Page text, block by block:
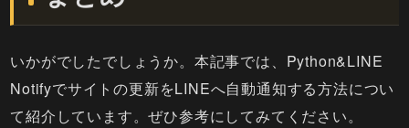
いかがでしたでしょうか。本記事では、Python&LINE
Notifyでサイトの更新をLINEへ自動通知する方法につい
て紹介しています。ぜひ参考にしてみてください。